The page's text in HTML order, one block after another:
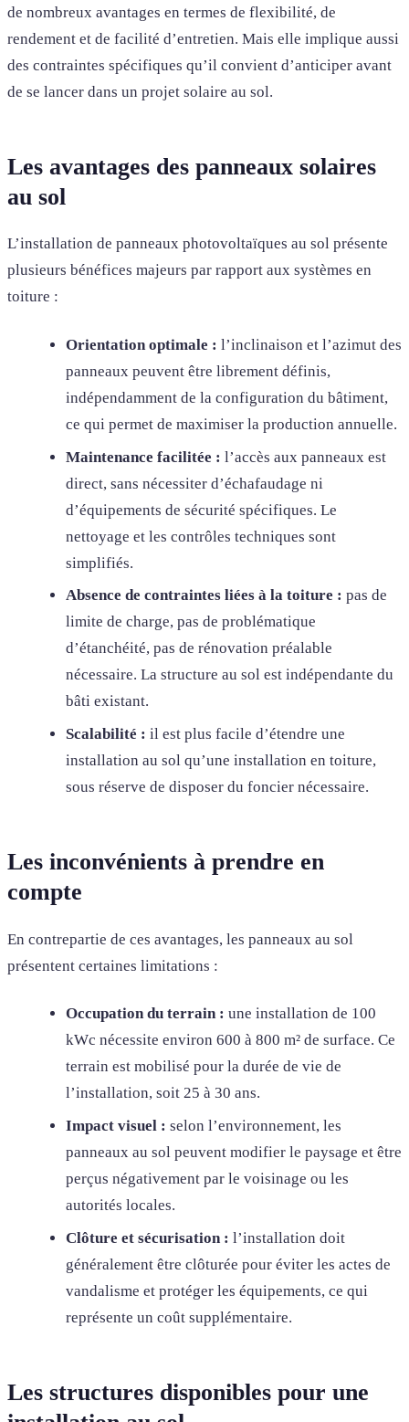
de nombreux avantages en termes de flexibilité, de
rendement et de facilité d’entretien. Mais elle implique aussi
des contraintes spécifiques qu’il convient d’anticiper avant
de se lancer dans un projet solaire au sol.
Les avantages des panneaux solaires
au sol
L’installation de panneaux photovoltaïques au sol présente
plusieurs bénéfices majeurs par rapport aux systèmes en
toiture :
Orientation optimale : l’inclinaison et l’azimut des
panneaux peuvent être librement définis,
indépendamment de la configuration du bâtiment,
ce qui permet de maximiser la production annuelle.
Maintenance facilitée : l’accès aux panneaux est
direct, sans nécessiter d’échafaudage ni
d’équipements de sécurité spécifiques. Le
nettoyage et les contrôles techniques sont
simplifiés.
Absence de contraintes liées à la toiture : pas de
limite de charge, pas de problématique
d’étanchéité, pas de rénovation préalable
nécessaire. La structure au sol est indépendante du
bâti existant.
Scalabilité : il est plus facile d’étendre une
installation au sol qu’une installation en toiture,
sous réserve de disposer du foncier nécessaire.
Les inconvénients à prendre en
compte
En contrepartie de ces avantages, les panneaux au sol
présentent certaines limitations :
Occupation du terrain : une installation de 100
kWc nécessite environ 600 à 800 m² de surface. Ce
terrain est mobilisé pour la durée de vie de
l’installation, soit 25 à 30 ans.
Impact visuel : selon l’environnement, les
panneaux au sol peuvent modifier le paysage et être
perçus négativement par le voisinage ou les
autorités locales.
Clôture et sécurisation : l’installation doit
généralement être clôturée pour éviter les actes de
vandalisme et protéger les équipements, ce qui
représente un coût supplémentaire.
Les structures disponibles pour une